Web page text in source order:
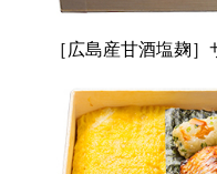
［広島産甘酒塩麹